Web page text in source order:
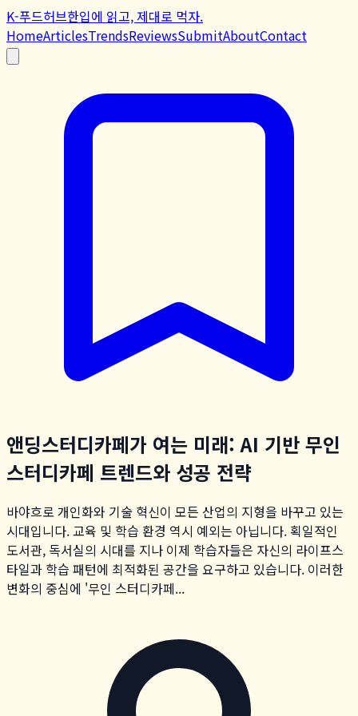
K-푸드허브한입에 읽고, 제대로 먹자.
HomeArticlesTrendsReviewsSubmitAboutContact
앤딩스터디카페가 여는 미래: AI 기반 무인
스터디카페 트렌드와 성공 전략
바야흐로 개인화와 기술 혁신이 모든 산업의 지형을 바꾸고 있는
시대입니다. 교육 및 학습 환경 역시 예외는 아닙니다. 획일적인
도서관, 독서실의 시대를 지나 이제 학습자들은 자신의 라이프스
타일과 학습 패턴에 최적화된 공간을 요구하고 있습니다. 이러한
변화의 중심에 '무인 스터디카페...